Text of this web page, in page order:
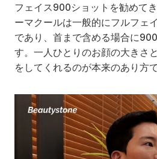
フェイス900ショットを勧めて
ーマクールは一般的にフルフェ
であり、首まで含める場合に
す。一人ひとりのお顔の大きさ
をしてくれるのが本来のあり方で